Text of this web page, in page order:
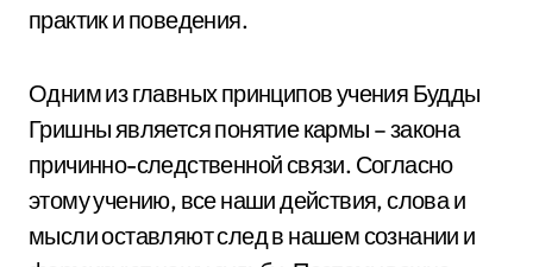
практик и поведения.
Одним из главных принципов учения Будды
Гришны является понятие кармы – закона
причинно-следственной связи. Согласно
этому учению, все наши действия, слова и
мысли оставляют след в нашем сознании и